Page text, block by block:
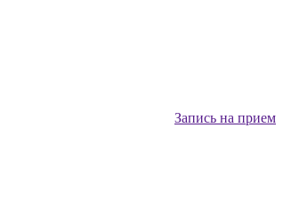
Запись на прием